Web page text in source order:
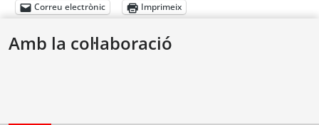
Correu electrònic
Imprimeix
Ceret estrena format de la Copa
Amb la col·laboració